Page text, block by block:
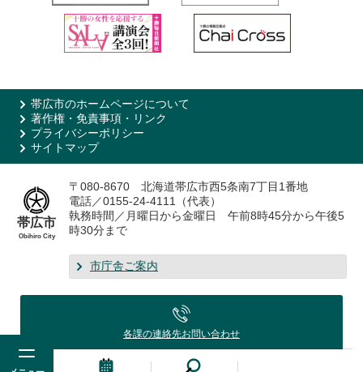
帯広市のホームページについて
著作権・免責事項・リンク
プライバシーポリシー
サイトマップ
帯広市
Obihiro City
〒080-8670 北海道帯広市西5条南7丁目1番地
電話／0155-24-4111（代表）
執務時間／月曜日から金曜日 午前8時45分から午後5
時30分まで
市庁舎ご案内
各課の連絡先お問い合わせ